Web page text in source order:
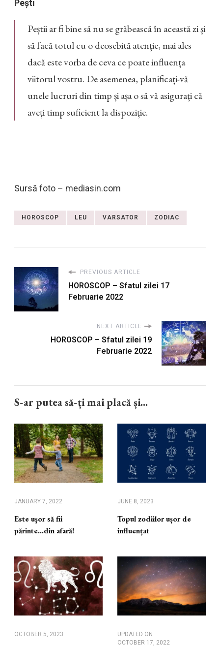
Pești
Peștii ar fi bine să nu se grăbească în această zi și
să facă totul cu o deosebită atenție, mai ales
dacă este vorba de ceva ce poate influența
viitorul vostru. De asemenea, planificați-vă
unele lucruri din timp și așa o să vă asigurați că
aveți timp suficient la dispoziție.
Sursă foto – mediasin.com
HOROSCOP LEU VARSATOR ZODIAC
PREVIOUS ARTICLE
HOROSCOP – Sfatul zilei 17
Februarie 2022
NEXT ARTICLE
HOROSCOP – Sfatul zilei 19
Februarie 2022
S-ar putea să-ți mai placă și...
JANUARY 7, 2022
Este uşor să fii
părinte…din afară!
JUNE 8, 2023
Topul zodiilor ușor de
influențat
OCTOBER 5, 2023
UPDATED ON
OCTOBER 17, 2022